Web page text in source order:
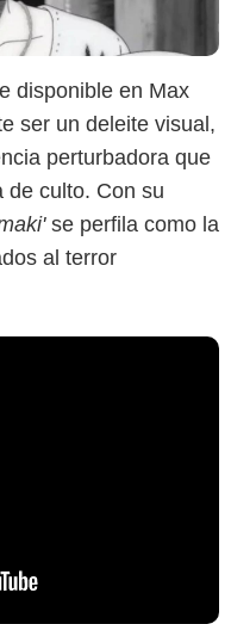
disponible en Max
ser un deleite visual,
perturbadora que
de culto. Con su
se perfila como la
al terror